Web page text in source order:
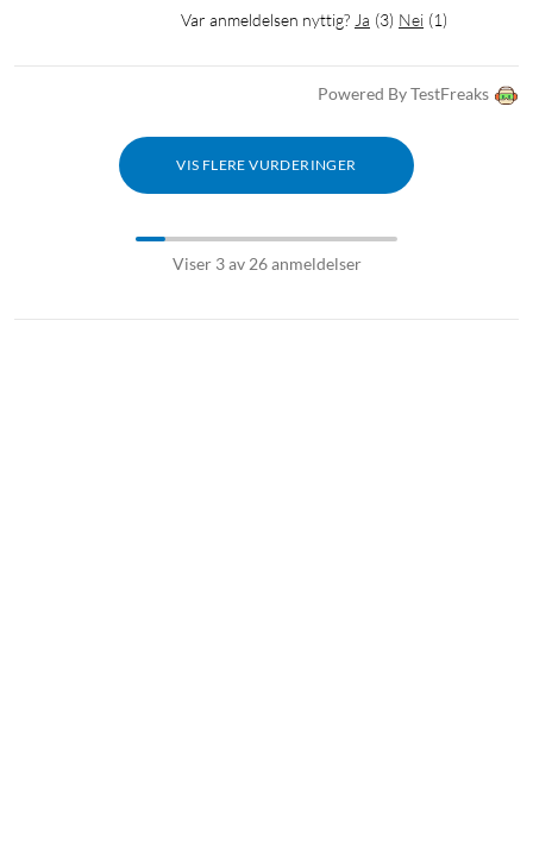
Var anmeldelsen nyttig? Ja (3) Nei (1)
Powered By TestFreaks
VIS FLERE VURDERINGER
Viser 3 av 26 anmeldelser